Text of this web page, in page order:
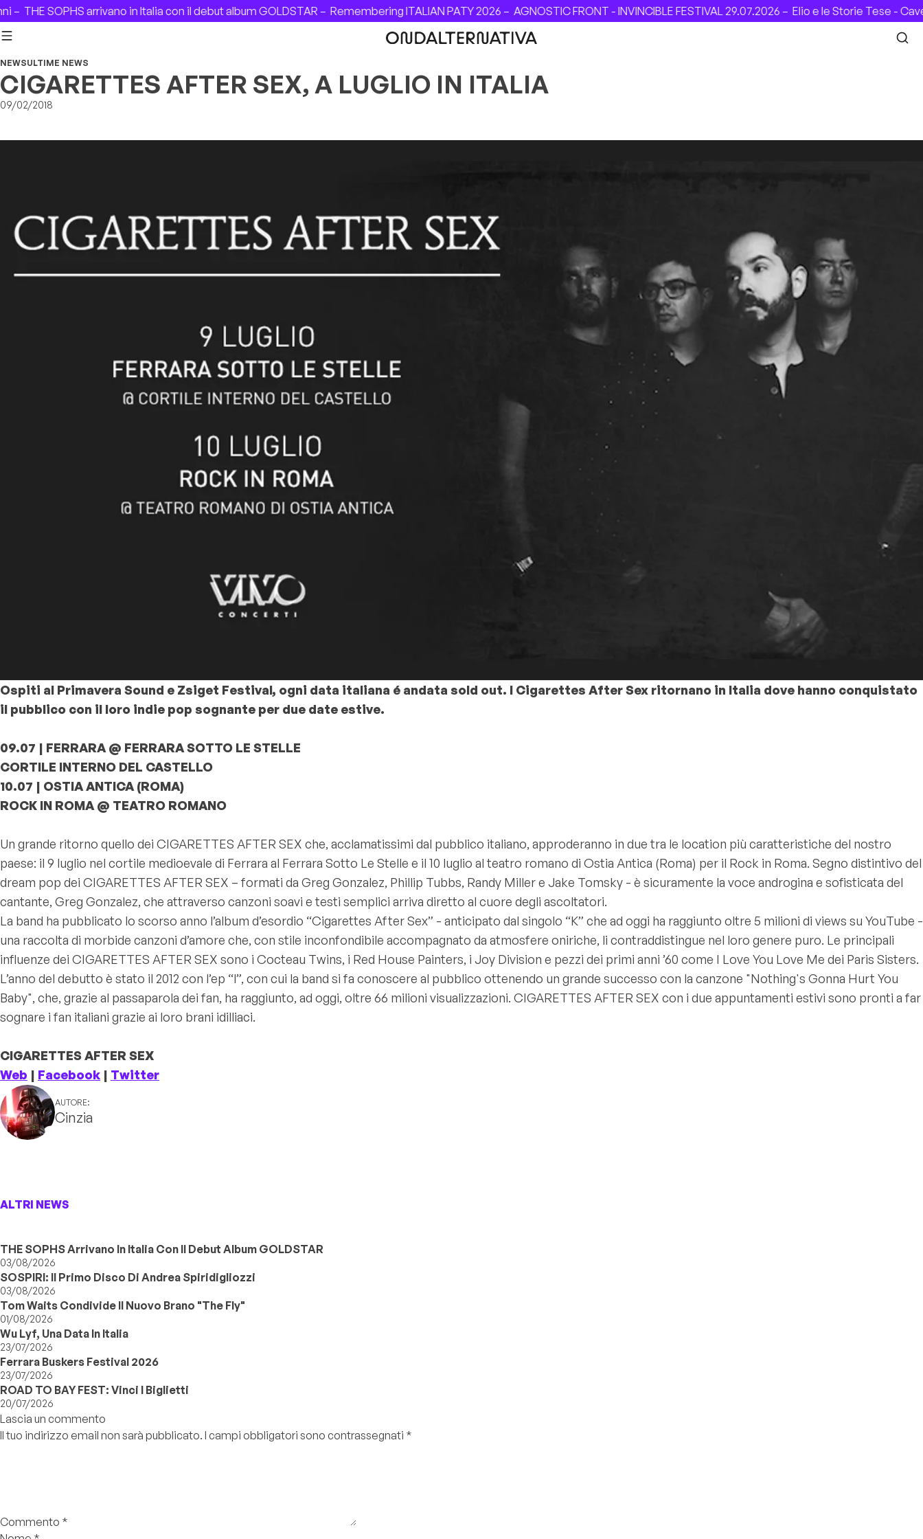
Skip to content
THE SOPHS arrivano in Italia con il debut album GOLDSTAR –Remembering ITALIAN PATY 2026 –AGNOSTIC FRONT - INVINCIBLE FESTIVAL 29.07.2026 –Elio e le Storie Tese - Cavea
NEWSULTIME NEWS
CIGARETTES AFTER SEX, A LUGLIO IN ITALIA
09/02/2018
Ospiti al Primavera Sound e Zsiget Festival, ogni data italiana é andata sold out. I Cigarettes After Sex ritornano in Italia dove hanno conquistato
il pubblico con il loro indie pop sognante per due date estive.
09.07 | FERRARA @ FERRARA SOTTO LE STELLE
CORTILE INTERNO DEL CASTELLO
10.07 | OSTIA ANTICA (ROMA)
ROCK IN ROMA @ TEATRO ROMANO
Un grande ritorno quello dei CIGARETTES AFTER SEX che, acclamatissimi dal pubblico italiano, approderanno in due tra le location più caratteristiche del nostro
paese: il 9 luglio nel cortile medioevale di Ferrara al Ferrara Sotto Le Stelle e il 10 luglio al teatro romano di Ostia Antica (Roma) per il Rock in Roma. Segno distintivo del
dream pop dei CIGARETTES AFTER SEX – formati da Greg Gonzalez, Phillip Tubbs, Randy Miller e Jake Tomsky - è sicuramente la voce androgina e sofisticata del
cantante, Greg Gonzalez, che attraverso canzoni soavi e testi semplici arriva diretto al cuore degli ascoltatori.
La band ha pubblicato lo scorso anno l’album d’esordio “Cigarettes After Sex” - anticipato dal singolo “K” che ad oggi ha raggiunto oltre 5 milioni di views su YouTube -
una raccolta di morbide canzoni d’amore che, con stile inconfondibile accompagnato da atmosfere oniriche, li contraddistingue nel loro genere puro. Le principali
influenze dei CIGARETTES AFTER SEX sono i Cocteau Twins, i Red House Painters, i Joy Division e pezzi dei primi anni ’60 come I Love You Love Me dei Paris Sisters.
L’anno del debutto è stato il 2012 con l’ep “l”, con cui la band si fa conoscere al pubblico ottenendo un grande successo con la canzone "Nothing's Gonna Hurt You
Baby", che, grazie al passaparola dei fan, ha raggiunto, ad oggi, oltre 66 milioni visualizzazioni. CIGARETTES AFTER SEX con i due appuntamenti estivi sono pronti a far
sognare i fan italiani grazie ai loro brani idilliaci.
CIGARETTES AFTER SEX
Web | Facebook | Twitter
AUTORE:
Cinzia
ALTRI NEWS
THE SOPHS Arrivano In Italia Con Il Debut Album GOLDSTAR
03/08/2026
SOSPIRI: Il Primo Disco Di Andrea Spiridigliozzi
03/08/2026
Tom Waits Condivide Il Nuovo Brano "The Fly"
01/08/2026
Wu Lyf, Una Data In Italia
23/07/2026
Ferrara Buskers Festival 2026
23/07/2026
ROAD TO BAY FEST: Vinci I Biglietti
20/07/2026
Lascia un commento
Il tuo indirizzo email non sarà pubblicato. I campi obbligatori sono contrassegnati *
Commento *